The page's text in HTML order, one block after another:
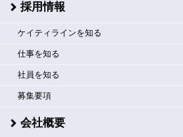
採用情報
ケイティラインを知る
仕事を知る
社員を知る
募集要項
会社概要